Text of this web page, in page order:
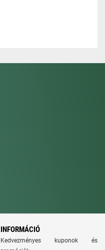
INFORMÁCIÓ
Kedvezményes kuponok és